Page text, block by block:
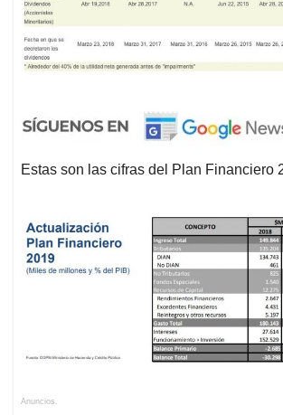
Estas son las cifras del Plan Financiero
Anuncios.